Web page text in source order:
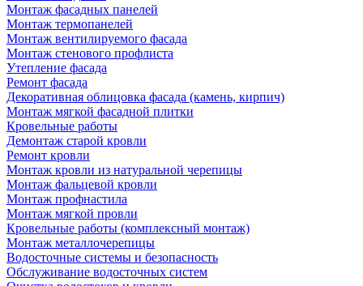
Монтаж фасадных панелей
Монтаж термопанелей
Монтаж вентилируемого фасада
Монтаж стенового профлиста
Утепление фасада
Ремонт фасада
Декоративная облицовка фасада (камень, кирпич)
Монтаж мягкой фасадной плитки
Кровельные работы
Демонтаж старой кровли
Ремонт кровли
Монтаж кровли из натуральной черепицы
Монтаж фальцевой кровли
Монтаж профнастила
Монтаж мягкой провли
Кровельные работы (комплексный монтаж)
Монтаж металлочерепицы
Водосточные системы и безопасность
Обслуживание водосточных систем